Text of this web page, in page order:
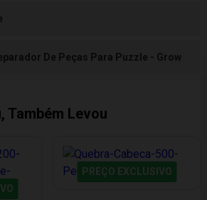
De Peças Para Puzzle - Grow
Também Levou
PREÇO EXCLUSIVO